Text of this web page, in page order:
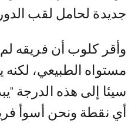
جديدة لحامل لقب الدوري 18
وأقر كلوب أن فريقه
مستواه الطبيعي،
سيئا إلى هذه الدرجة
أي نقطة ونحن أسوأ